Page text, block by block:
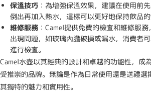
保溫技巧 ：為增強保溫效果，建議在使用前
倒出再加入熱水，這樣可以更好地保持飲品的
維修服務 ：Camel提供免費的檢查和維修服
出現問題，如玻璃內膽破損或漏水，消費者
進行檢查。
Camel水壺以其經典的設計和卓越的功能性，成
受推崇的品牌。無論是作為日常使用還是送禮選
其獨特的魅力和實用性。